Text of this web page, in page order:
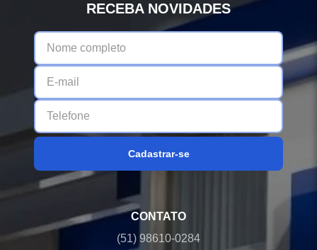
RECEBA NOVIDADES
Cadastrar-se
CONTATO
(51) 98610-0284